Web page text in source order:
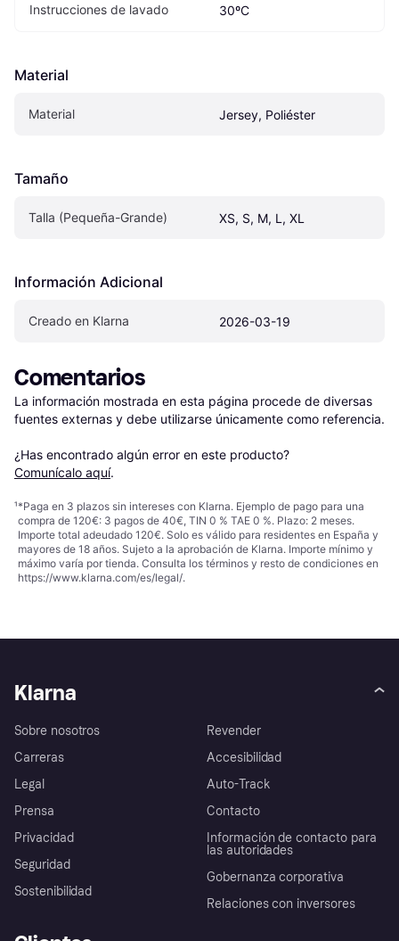
Instrucciones de lavado 30ºC
Material
Material Jersey, Poliéster
Tamaño
Talla (Pequeña-Grande) XS, S, M, L, XL
Información Adicional
Creado en Klarna 2026-03-19
Comentarios
La información mostrada en esta página procede de diversas
fuentes externas y debe utilizarse únicamente como referencia.
¿Has encontrado algún error en este producto?
Comunícalo aquí.
¹*Paga en 3 plazos sin intereses con Klarna. Ejemplo de pago para una
compra de 120€: 3 pagos de 40€, TIN 0 % TAE 0 %. Plazo: 2 meses.
Importe total adeudado 120€. Solo es válido para residentes en España y
mayores de 18 años. Sujeto a la aprobación de Klarna. Importe mínimo y
máximo varía por tienda. Consulta los términos y resto de condiciones en
https://www.klarna.com/es/legal/.
Klarna
Sobre nosotros
Carreras
Legal
Prensa
Privacidad
Seguridad
Sostenibilidad
Revender
Accesibilidad
Auto-Track
Contacto
Información de contacto para
las autoridades
Gobernanza corporativa
Relaciones con inversores